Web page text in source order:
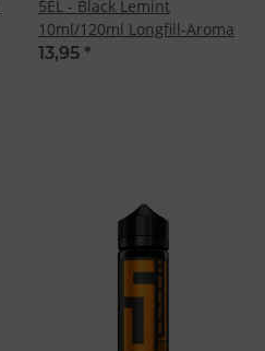
5EL - Black Lemint
10ml/120ml Longfill-Aroma
13,95 *